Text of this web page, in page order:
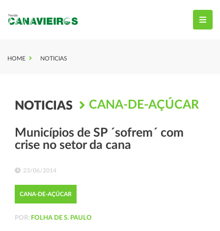
HOME NOTICIAS
NOTICIAS CANA-DE-AÇÚCAR
Municípios de SP ´sofrem´ com
crise no setor da cana
23/06/2014
CANA-DE-AÇÚCAR
POR: FOLHA DE S. PAULO